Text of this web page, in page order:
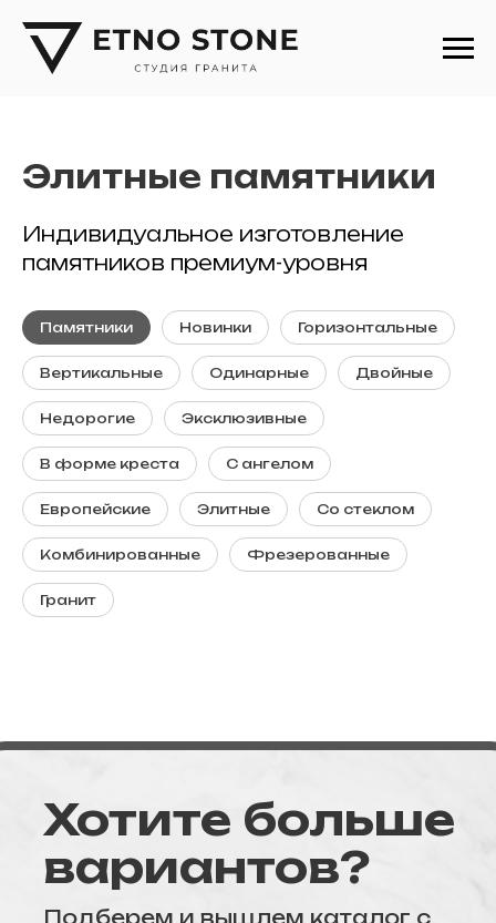
Элитные памятники
Индивидуальное изготовление
памятников премиум-уровня
Памятники Новинки Горизонтальные
Вертикальные Одинарные Двойные
Недорогие Эксклюзивные
В форме креста С ангелом
Европейские Элитные Со стеклом
Комбинированные Фрезерованные
Гранит
Подберем и вышлем каталог с
Хотите больше
вариантов?